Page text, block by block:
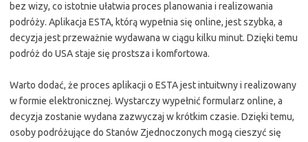
bez wizy, co istotnie ułatwia proces planowania i realizowania
podróży. Aplikacja ESTA, którą wypełnia się online, jest szybka, a
decyzja jest przeważnie wydawana w ciągu kilku minut. Dzięki temu
podróż do USA staje się prostsza i komfortowa.
Warto dodać, że proces aplikacji o ESTA jest intuitwny i realizowany
w formie elektronicznej. Wystarczy wypełnić formularz online, a
decyzja zostanie wydana zazwyczaj w krótkim czasie. Dzięki temu,
osoby podróżujące do Stanów Zjednoczonych mogą cieszyć się